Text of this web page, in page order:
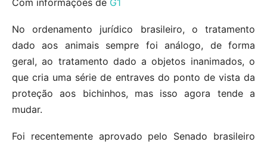
No ordenamento jurídico brasileiro, o tratamento
dado aos animais sempre foi análogo, de forma
geral, ao tratamento dado a objetos inanimados, o
que cria uma série de entraves do ponto de vista da
proteção aos bichinhos, mas isso agora tende a
mudar.
Foi recentemente aprovado pelo Senado brasileiro